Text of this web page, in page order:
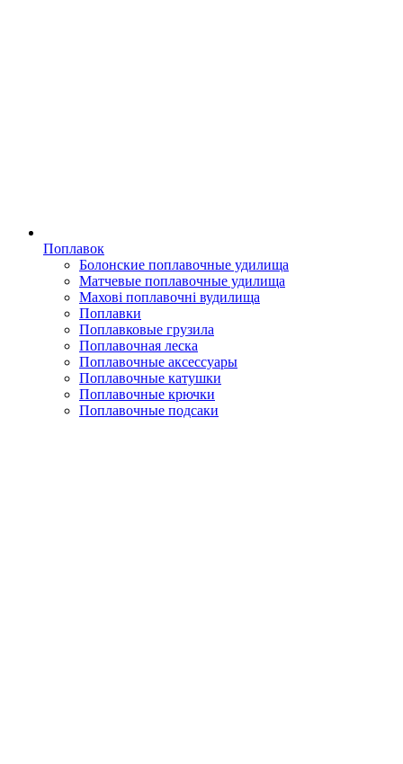
Поплавок
Болонские поплавочные удилища
Матчевые поплавочные удилища
Махові поплавочні вудилища
Поплавки
Поплавковые грузила
Поплавочная леска
Поплавочные аксессуары
Поплавочные катушки
Поплавочные крючки
Поплавочные подсаки